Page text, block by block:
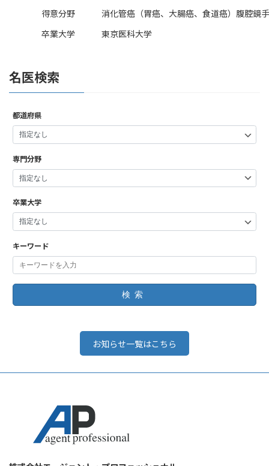
得意分野
消化管癌（胃癌、大腸癌、食道癌）腹腔鏡
卒業大学
東京医科大学
名医検索
都道府県
専門分野
卒業大学
キーワード
検索
お知らせ一覧はこちら